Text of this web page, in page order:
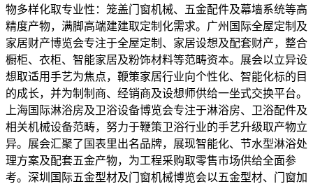
物多样化取专业性：笼盖门窗机械、五金配件及幕墙系统等高
精度产物，满脚高端建建取定制化需求。广州国际全屋定制及
家居财产博览会专注于全屋定制、家居设想及配套财产，整合
橱柜、衣柜、智能家居及粉饰材料等范畴资本。展会以立异设
想取适用手艺为焦点，鞭策家居行业向个性化、智能化标的目
的成长，并为制制商、经销商及设想师供给一坐式交换平台。
上海国际淋浴房及卫浴设备博览会专注于淋浴房、卫浴配件及
相关机械设备范畴，努力于鞭策卫浴行业的手艺升级取产物立
异。展会汇聚了国表里出名品牌，展现智能化、节水型淋浴处
理方案及配套五金产物，为工程采购取零售市场供给全面参
考。深圳国际五金型材及门窗机械博览会以五金型材、门窗加